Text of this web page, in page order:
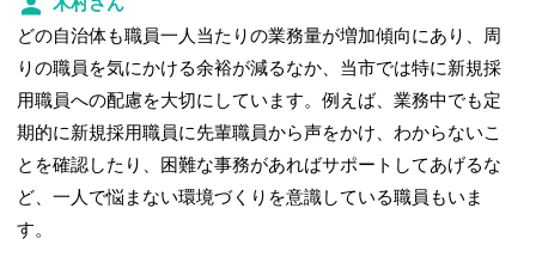
どの自治体も職員一人当たりの業務量が増加傾向にあり、周
りの職員を気にかける余裕が減るなか、当市では特に新規採
用職員への配慮を大切にしています。例えば、業務中でも定
期的に新規採用職員に先輩職員から声をかけ、わからないこ
とを確認したり、困難な事務があればサポートしてあげるな
ど、一人で悩まない環境づくりを意識している職員もいま
す。